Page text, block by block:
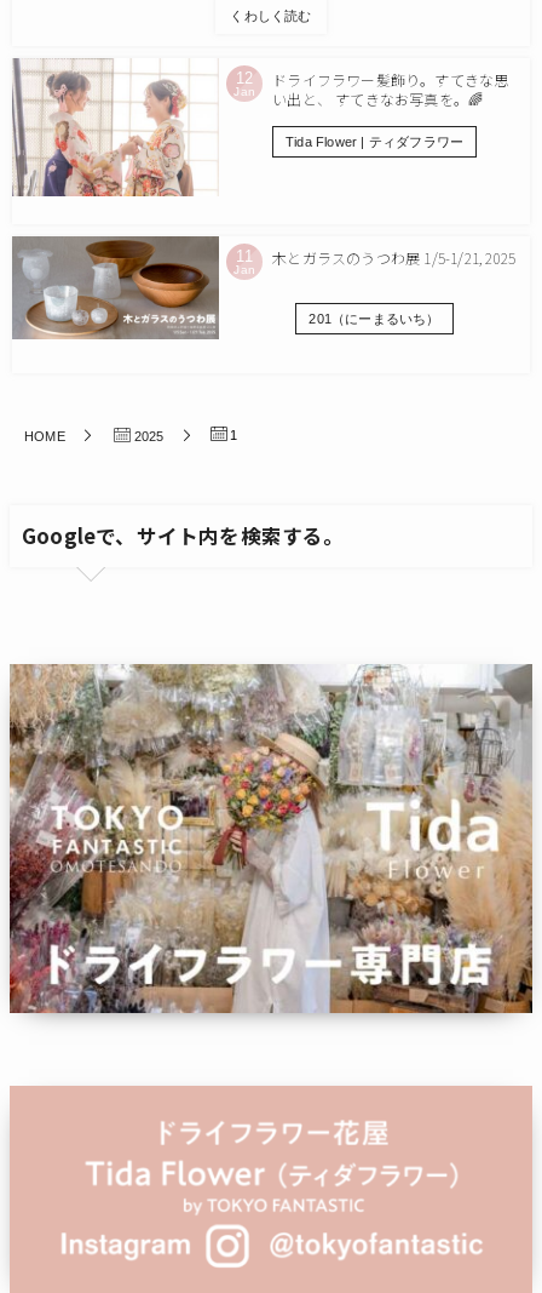
くわしく読む
12
Jan
ドライフラワー髪飾り。すてきな思
い出と、 すてきなお写真を。🌈
Tida Flower | ティダフラワー
11
Jan
木とガラスのうつわ展 1/5-1/21, 2025
201（にーまるいち）
HOME 2025 1
Googleで、サイト内を検索する。